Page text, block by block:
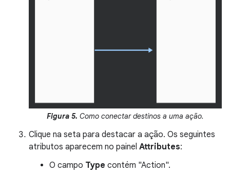
Figura 5. Como conectar destinos a uma ação.
Clique na seta para destacar a ação. Os seguintes
atributos aparecem no painel Attributes:
O campo Type contém "Action".